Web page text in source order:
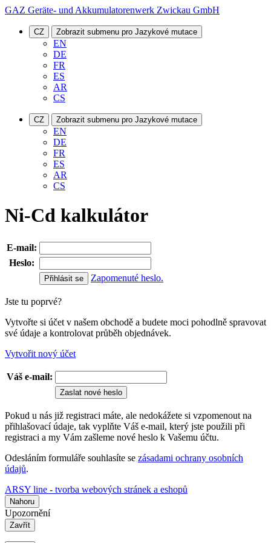
GAZ Geräte- und Akkumulatorenwerk Zwickau GmbH
CZ Zobrazit submenu pro Jazykové mutace
EN
DE
FR
ES
AR
CS
CZ Zobrazit submenu pro Jazykové mutace
EN
DE
FR
ES
AR
CS
Ni-Cd kalkulátor
E-mail:
Heslo:
Zapomenuté heslo.
Jste tu poprvé?
Vytvořte si účet v našem obchodě a budete moci pohodlně spravovat
své údaje a kontrolovat průběh objednávek.
Vytvořit nový účet
Váš e-mail:
Zaslat nové heslo
Pokud u nás již registraci máte, ale nedokážete si vzpomenout na
přihlašovací údaje, tak vyplňte Váš e-mail, který jste použili při
registraci a my Vám zašleme nové heslo k Vašemu účtu.
Odesláním formuláře souhlasíte se zásadami ochrany osobních
údajů.
ARSY line - tvorba webových stránek a eshopů
Nahoru
Upozornění
Zavřít